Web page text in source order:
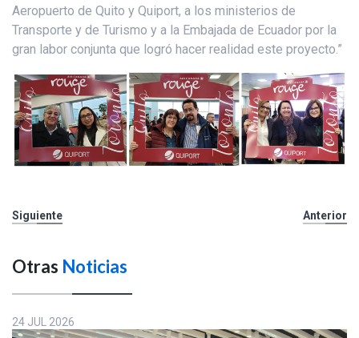
Aeropuerto de Quito y Quiport, a los ministerios de
Transporte y de Turismo y a la Embajada de Ecuador por la
gran labor conjunta que logró hacer realidad este proyecto.”
Siguiente Anterior
Otras Noticias
24 JUL 2026